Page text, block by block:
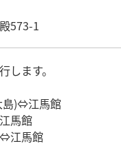
573-1
します。
島)⇔江馬館
馬館
江馬館